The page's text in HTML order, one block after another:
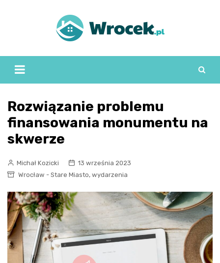
Rozwiązanie problemu
finansowania monumentu na
skwerze
Michał Kozicki
13 września 2023
Wrocław - Stare Miasto, wydarzenia